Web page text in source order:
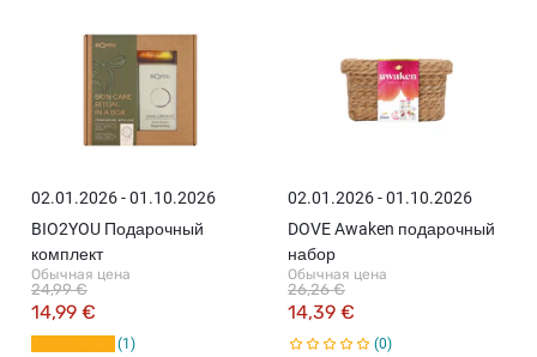
02.01.2026 - 01.10.2026
BIO2YOU Подарочный
комплект
Обычная цена
14,99 €
24,99 €
1
02.01.2026 - 01.10.2026
DOVE Awaken подарочный
набор
Обычная цена
14,39 €
26,26 €
0